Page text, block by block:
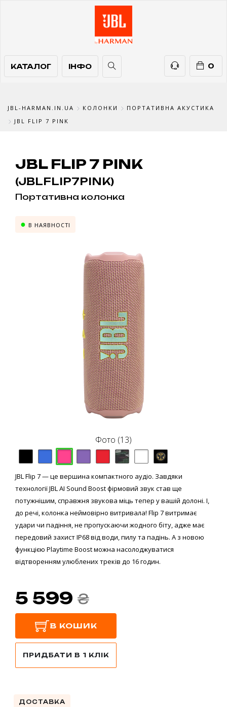
КАТАЛОГ
КАТАЛОГ ІНФО
ІНФО 0
ТЕЛЕФОНИ
JBL-HARMAN.IN.UA КОЛОНКИ
ПОРТАТИВНА АКУСТИКА
JBL FLIP 7 PINK
JBL FLIP 7 PINK
(JBLFLIP7PINK)
Портативна колонка
В НАЯВНОСТІ
Фото (13)
JBL Flip 7 — це вершина компактного аудіо. Завдяки
технології JBL AI Sound Boost фірмовий звук став ще
потужнішим, справжня звукова міць тепер у вашій долоні. І,
до речі, колонка неймовірно витривала! Flip 7 витримає
удари чи падіння, не пропускаючи жодного біту, адже має
передовий захист IP68 від води, пилу та падінь. А з новою
функцією Playtime Boost можна насолоджуватися
відтворенням улюблених треків до 16 годин.
5 599 ₴
В КОШИК
ПРИДБАТИ В 1 КЛІК
ДОСТАВКА